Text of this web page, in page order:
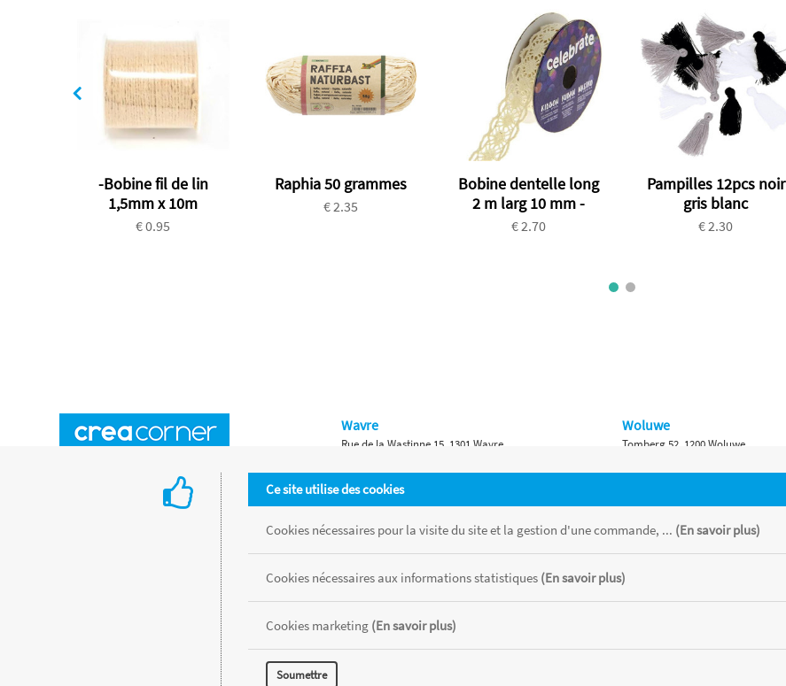
-Bobine fil de lin
1,5mm x 10m
€ 0.95
Raphia 50 grammes
€ 2.35
Bobine dentelle long
2 m larg 10 mm -
€ 2.70
Pampilles 12pcs noir
gris blanc
€ 2.30
Ce site utilise des cookies
Cookies nécessaires pour la visite du site et la gestion d'une commande, ... (En savoir plus)
Cookies nécessaires aux informations statistiques (En savoir plus)
Cookies marketing (En savoir plus)
Soumettre
Wavre
Rue de la Wastinne 15, 1301 Wavre
Waterloo
Chaussée de Bruxelles 315, 1410 Waterloo
Woluwe
Tomberg 52, 1200 Woluwe
Namur
Tous les produits sont vendus dans la limite des stocks disponibles de chaque magasin, toutes taxes comprises.